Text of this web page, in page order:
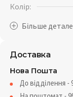
Колір:
Доставка
Нова Пошта
До відділення -